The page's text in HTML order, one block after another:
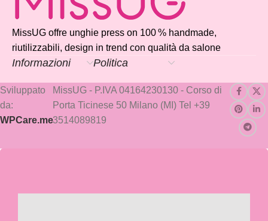
MissUG offre unghie press on 100 % handmade,
riutilizzabili, design in trend con qualità da salone
Informazioni Politica
Sviluppato
da:
WPCare.me
MissUG - P.IVA 04164230130 - Corso di
Porta Ticinese 50 Milano (MI) Tel +39
3514089819